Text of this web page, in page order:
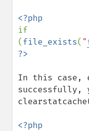
if
(file_exists( "
In this case,
successfully,
<?php